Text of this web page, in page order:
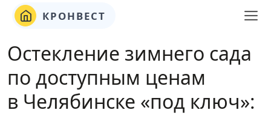
КРОНВЕСТ
Остекление зимнего сада
по доступным ценам
в Челябинске «под ключ»: